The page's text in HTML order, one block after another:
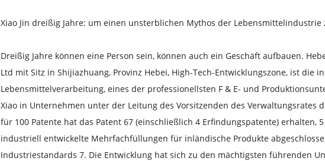
Xiao Jin dreißig Jahre: um einen unsterblichen Mythos der Lebensmittelindustrie
Dreißig Jahre können eine Person sein, können auch ein Geschäft aufbauen.
Ltd mit Sitz in Shijiazhuang, Provinz Hebei, High-Tech-Entwicklungszone, ist
Lebensmittelverarbeitung, eines der professionellsten F & E- und
Xiao in Unternehmen unter der Leitung des Vorsitzenden des Verwaltungsrates
für 100 Patente hat das Patent 67 (einschließlich 4 Erfindungspatente) erhalten,
industriell entwickelte Mehrfachfüllungen für inländische Produkte
Industriestandards 7. Die Entwicklung hat sich zu den mächtigsten führenden